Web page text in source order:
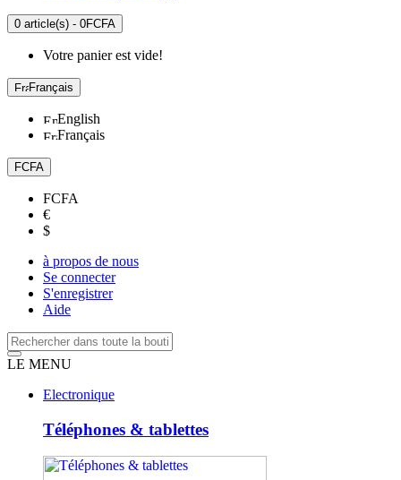
0 article(s) - 0FCFA
Votre panier est vide!
Français
English
Français
FCFA
FCFA
€
$
à propos de nous
Se connecter
S'enregistrer
Aide
LE MENU
Electronique
Téléphones & tablettes